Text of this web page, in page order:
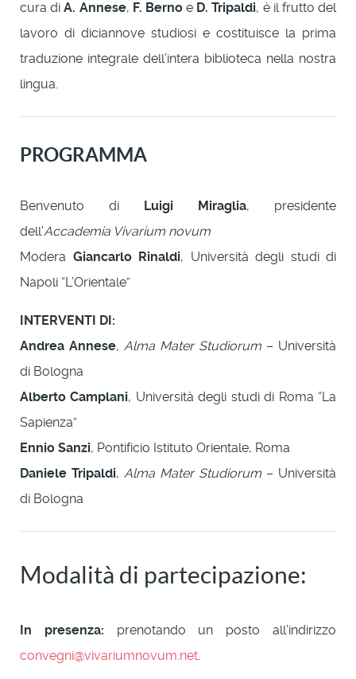
cura diA. Annese, F. Bernoe D. Tripaldi, è il frutto del
lavoro di diciannove studiosi e costituisce la prima
traduzione integrale dell’intera biblioteca nella nostra
lingua.
PROGRAMMA
Benvenuto di Luigi Miraglia, presidente
dell’Accademia Vivarium novum
Modera Giancarlo Rinaldi, Università degli studi di
Napoli “L’Orientale”
INTERVENTI DI:
Andrea Annese, Alma Mater Studiorum – Università
di Bologna
Alberto Camplani, Università degli studi di Roma “La
Sapienza”
Ennio Sanzi, Pontificio Istituto Orientale, Roma
Daniele Tripaldi, Alma Mater Studiorum – Università
di Bologna
Modalità di partecipazione:
In presenza: prenotando un posto all’indirizzo
convegni@vivariumnovum.net.